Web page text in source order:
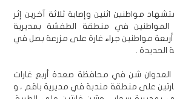
مواطنين اثنين وإصابة ثلاثة آخرين إثر
في منطقة الطفشة بمديرية
مواطنين جراء غارة على مزرعة بصل في
.
العدوان شن في محافظة صعدة أربع غارات
على منطقة مندبة في مديرية باقم ، و